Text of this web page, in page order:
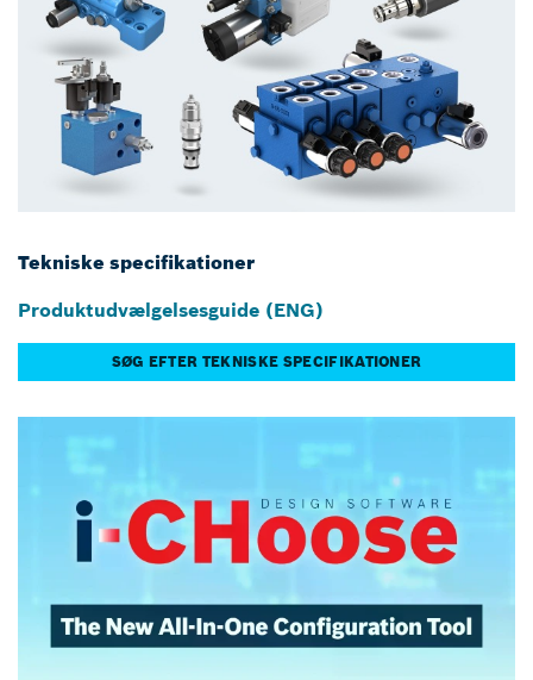
Tekniske specifikationer
Produktudvælgelsesguide (ENG)
SØG EFTER TEKNISKE SPECIFIKATIONER